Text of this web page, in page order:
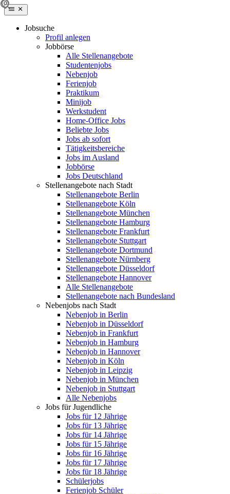
Jobsuche
Profil anlegen
Jobbörse
Alle Stellenangebote
Studentenjobs
Nebenjob
Ferienjob
Praktikum
Minijob
Werkstudent
Home-Office Jobs
Beliebte Jobs
Jobs ab sofort
Tätigkeitsbereiche
Jobs im Ausland
Jobbörse
Jobs Deutschland
Stellenangebote nach Stadt
Stellenangebote Berlin
Stellenangebote Köln
Stellenangebote München
Stellenangebote Hamburg
Stellenangebote Frankfurt
Stellenangebote Stuttgart
Stellenangebote Dortmund
Stellenangebote Nürnberg
Stellenangebote Düsseldorf
Stellenangebote Hannover
Alle Stellenangebote
Stellenangebote nach Bundesland
Nebenjobs nach Stadt
Nebenjob in Berlin
Nebenjob in Düsseldorf
Nebenjob in Frankfurt
Nebenjob in Hamburg
Nebenjob in Hannover
Nebenjob in Köln
Nebenjob in Leipzig
Nebenjob in München
Nebenjob in Stuttgart
Alle Nebenjobs
Jobs für Jugendliche
Jobs für 12 Jährige
Jobs für 13 Jährige
Jobs für 14 Jährige
Jobs für 15 Jährige
Jobs für 16 Jährige
Jobs für 17 Jährige
Jobs für 18 Jährige
Schülerjobs
Ferienjob Schüler